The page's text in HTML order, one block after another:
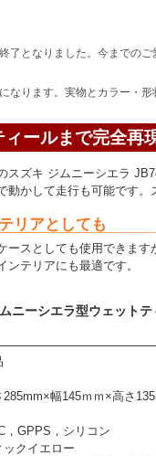
了となりました。今までのご
なります。実物とカラー・形
ィールまで完全再
スズキ ジムニーシエラ
動かして走行も可能です。
リアとしても
ースとしても使用できま
ンテリアにも最適です。
ニーシエラ型ウェット
幅145ｍｍ×高さ
GPPS，シリコン
ックイエロー